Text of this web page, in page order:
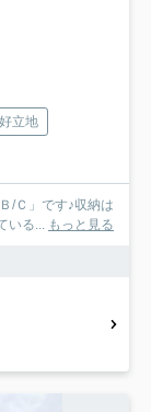
好立地
/Ｃ」です♪収納は
いる...
もっと見る